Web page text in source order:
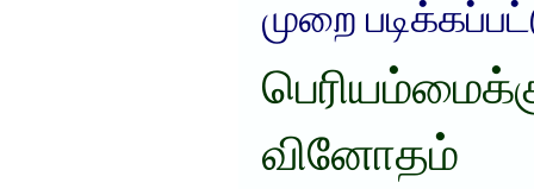
முறை
வினோதம்